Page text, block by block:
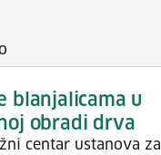
blanjalicama u
obradi drva
centar ustanova za